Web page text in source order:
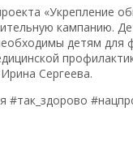
«Укрепление
кампанию.
детям для
Сергеева.
#так_здорово